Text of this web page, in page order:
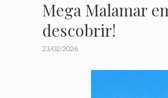
Mega Malamar
descobrir!
23/02/2026